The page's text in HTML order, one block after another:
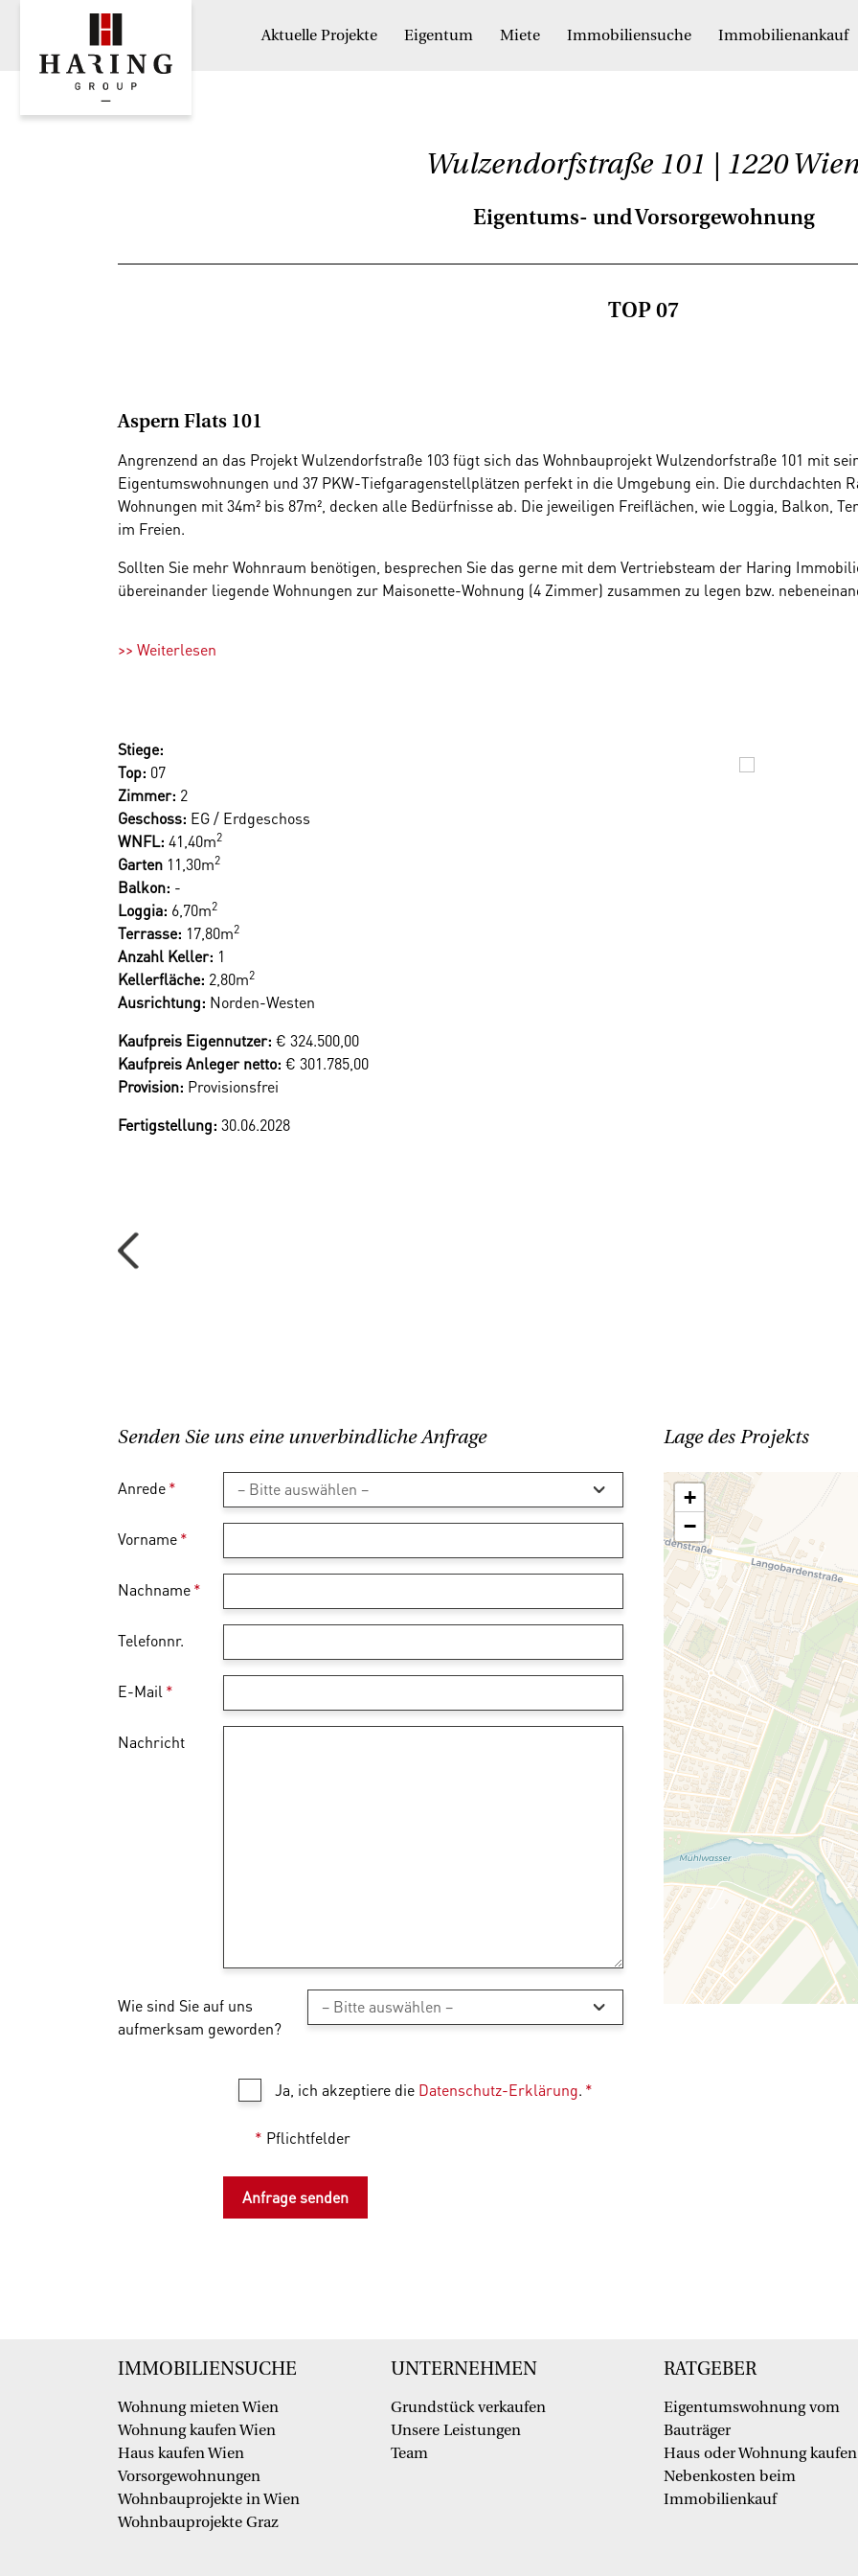
Aktuelle Projekte Eigentum Miete Immobiliensuche Immobilienankauf
Wulzendorfstraße 101 | 1220
Eigentums- und Vorsorgewohnung
TOP 07
Aspern Flats 101
Angrenzend an das Projekt Wulzendorfstraße 103 fügt sich das Wohnbauprojekt Wulzendorfstraße 101 mit
Eigentumswohnungen und 37 PKW-Tiefgaragenstellplätzen perfekt in die Umgebung ein. Die durchdachten
Wohnungen mit 34m² bis 87m², decken alle Bedürfnisse ab. Die jeweiligen Freiflächen, wie Loggia, Balkon,
im Freien.
Sollten Sie mehr Wohnraum benötigen, besprechen Sie das gerne mit dem Vertriebsteam der Haring
übereinander liegende Wohnungen zur Maisonette-Wohnung (4 Zimmer) zusammen zu legen bzw.
Strom- und Wasseranschluss ausgeführt.
Bildungs- und Freizeitmöglichkeiten sind in wenigen Minuten erreichbar.
Alle Wohnungen werden schlüsselfertig übergeben, d.h. alle Sanitäranlagen, Fliesen und Parkettböden sind
mittels Fußbodenheizung, die Wärmeversorgung über eine energieschonende Luft-Wasser-Wärmepumpe.
entnehmen Sie gerne der Leistungsbeschreibung im Booklet.
Sparen Sie 3,6% | provisionsfrei kaufen
Ihr Vorteil beim Erwerb einer Haring Group Immobilie:
- Provisionsfrei! Alle Eigentumsobjekte werden ohne Provision (3,6% inkl. MwSt.) angeboten!
Renderings: Symbolbilder (c) bildraum.at
Wir weisen darauf hin, dass zwischen dem Vermittler und dem zu vermittelnden Dritten ein familiäres oder
>> Weiterlesen
Stiege:
Top: 07
Zimmer: 2
Geschoss: EG / Erdgeschoss
WNFL: 41,40m2
Garten 11,30m2
Balkon: -
Loggia: 6,70m2
Terrasse: 17,80m2
Anzahl Keller: 1
Kellerfläche: 2,80m2
Ausrichtung: Norden-Westen
Kaufpreis Eigennutzer: € 324.500,00
Kaufpreis Anleger netto: € 301.785,00
Provision: Provisionsfrei
Fertigstellung: 30.06.2028
Lage des Projekts
+
−
Senden Sie uns eine unverbindliche Anfrage
Anrede*
Vorname*
Nachname*
Telefonnr.
E-Mail*
Nachricht
Wie sind Sie auf uns
aufmerksam geworden?
Ja, ich akzeptiere die Datenschutz-Erklärung. *
* Pflichtfelder
IMMOBILIENSUCHE
Wohnung mieten Wien
Wohnung kaufen Wien
Haus kaufen Wien
Vorsorgewohnungen
Wohnbauprojekte in Wien
Wohnbauprojekte Graz
UNTERNEHMEN
Grundstück verkaufen
Unsere Leistungen
Team
RATGEBER
Eigentumswohnung vom
Bauträger
Haus oder Wohnung kaufen
Nebenkosten beim
Immobilienkauf